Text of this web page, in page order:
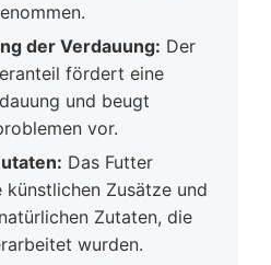
der Verdauung: Der
fördert eine
und beugt
vor.
Das Futter
künstlichen Zusätze und
Zutaten, die
wurden.